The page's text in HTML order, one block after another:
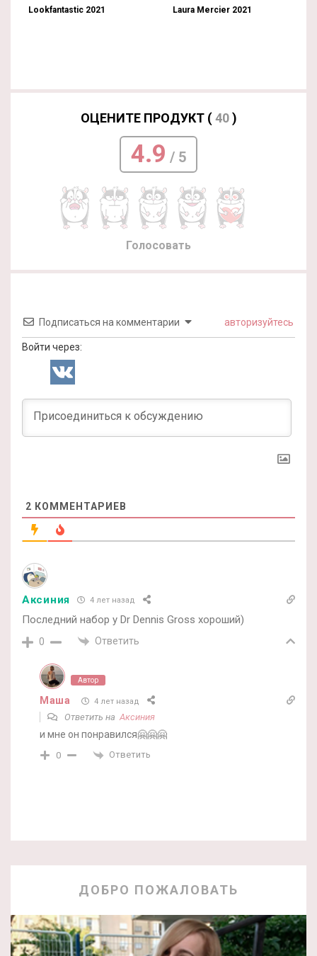
Lookfantastic 2021
Laura Mercier 2021
ОЦЕНИТЕ ПРОДУКТ (40)
4.9 / 5
Голосовать
Подписаться на комментарии авторизуйтесь
Войти через:
2 КОММЕНТАРИЕВ
Аксиния 4 лет назад
Последний набор у Dr Dennis Gross хороший)
0 Ответить
Автор
Маша 4 лет назад
Ответить наАксиния
и мне он понравился🤗🤗🤗
0 Ответить
ДОБРО ПОЖАЛОВАТЬ